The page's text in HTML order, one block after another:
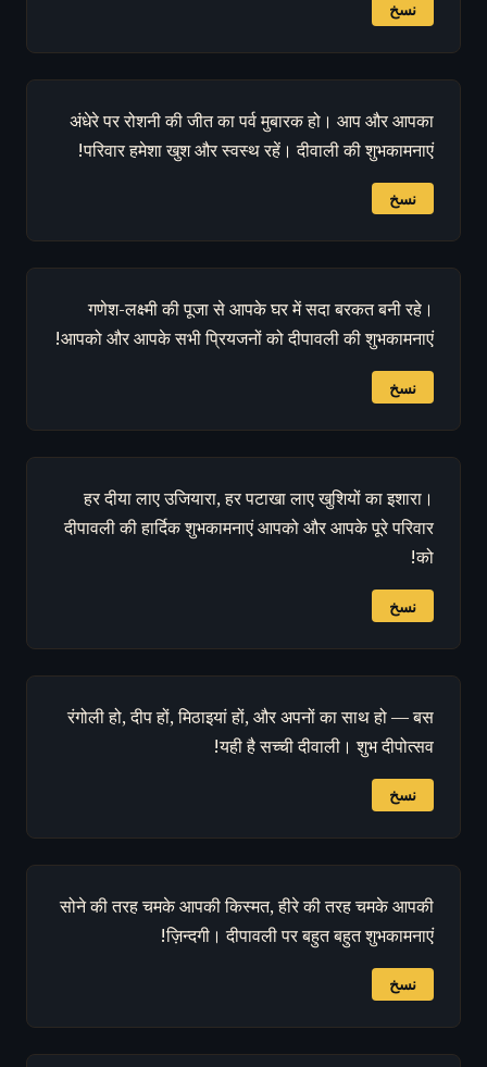
نسخ
अंधेरे पर रोशनी की जीत का पर्व मुबारक हो। आप और आपका
परिवार हमेशा खुश और स्वस्थ रहें। दीवाली की शुभकामनाएं!
نسخ
गणेश-लक्ष्मी की पूजा से आपके घर में सदा बरकत बनी रहे।
आपको और आपके सभी प्रियजनों को दीपावली की शुभकामनाएं!
نسخ
हर दीया लाए उजियारा, हर पटाखा लाए खुशियों का इशारा।
दीपावली की हार्दिक शुभकामनाएं आपको और आपके पूरे परिवार
को!
نسخ
रंगोली हो, दीप हों, मिठाइयां हों, और अपनों का साथ हो — बस
यही है सच्ची दीवाली। शुभ दीपोत्सव!
نسخ
सोने की तरह चमके आपकी किस्मत, हीरे की तरह चमके आपकी
ज़िन्दगी। दीपावली पर बहुत बहुत शुभकामनाएं!
نسخ